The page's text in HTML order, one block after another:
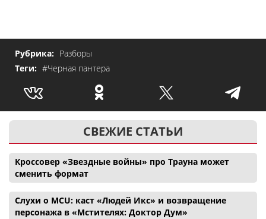
Рубрика: Разборы
Теги: #Черная пантера
СВЕЖИЕ СТАТЬИ
Кроссовер «Звездные войны» про Трауна может
сменить формат
Слухи о MCU: каст «Людей Икс» и возвращение
персонажа в «Мстителях: Доктор Дум»